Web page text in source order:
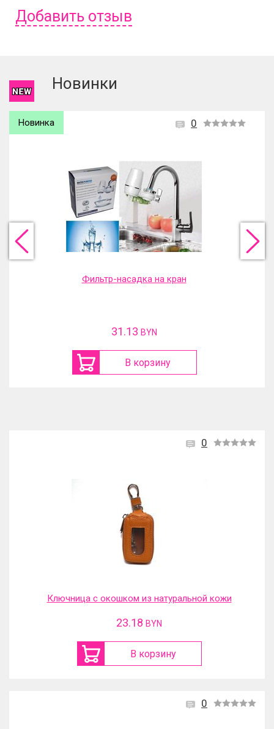
Добавить отзыв
Новинки
0
Новинка
Фильтр-насадка на кран
31.13 BYN
В корзину
0
Ключница с окошком из натуральной кожи
23.18 BYN
В корзину
0